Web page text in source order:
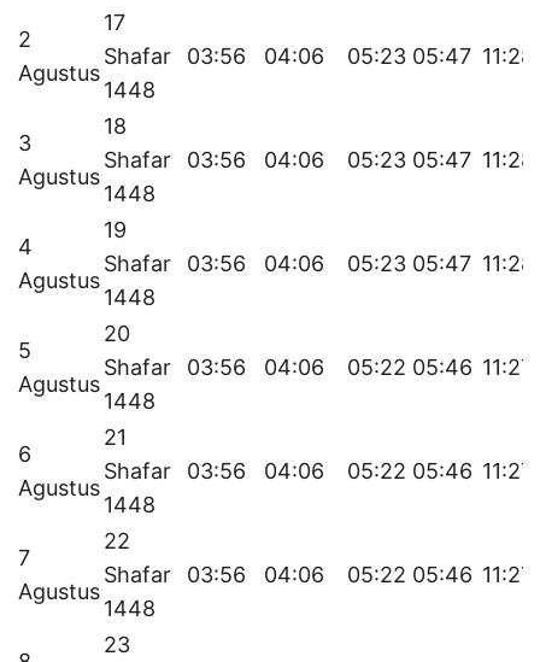
2
Agustus
17
Shafar
1448
03:56 04:06 05:23 05:47 11:28
3
Agustus
18
Shafar
1448
03:56 04:06 05:23 05:47 11:28
4
Agustus
19
Shafar
1448
03:56 04:06 05:23 05:47 11:28
5
Agustus
20
Shafar
1448
03:56 04:06 05:22 05:46 11:27
6
Agustus
21
Shafar
1448
03:56 04:06 05:22 05:46 11:27
7
Agustus
22
Shafar
1448
03:56 04:06 05:22 05:46 11:27
23